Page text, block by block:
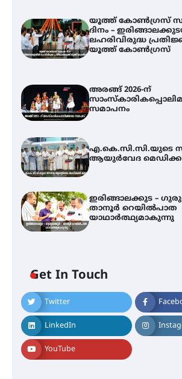
യൂത്ത് കോൺഗ്രസ്‌
ദിനം –
ലഹരിവിരുദ്ധ
യൂത്ത് കോൺഗ്രസ്
അരങ്ങ് 2026-ന്
സമാപനം
എ.കെ.സി.സി.യുടെ
ആയുർവേദ
ഇരിങ്ങാലക്കുട –
താനൂർ റെയിൽപാത
യാഥാർത്ഥ്യമാകുന്നു
Get In Touch
Twitter
LinkedIn
YouTube
എ.കെ.സി.സി.യുടെ
ആയുർവേദ